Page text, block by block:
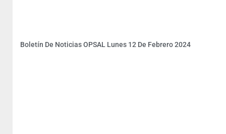
Boletín De Noticias OPSAL Lunes 12 De Febrero 2024